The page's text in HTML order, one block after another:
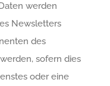
werden
Newsletters
des
sofern dies
oder eine